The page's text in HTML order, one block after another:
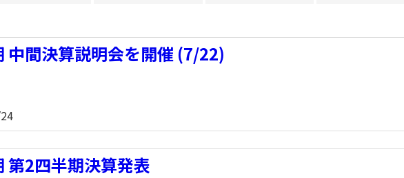
中間決算説明会を開催 (7/22)
第2四半期決算発表